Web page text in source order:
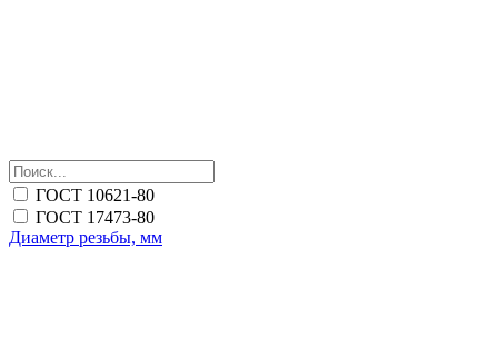
ГОСТ 10621-80
ГОСТ 17473-80
Диаметр резьбы, мм